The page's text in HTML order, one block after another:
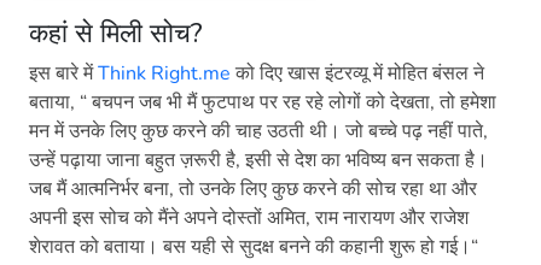
कहां से मिली सोच?
इस बारे मेंThink Right.me को दिए खास इंटरव्यू में मोहित बंसल ने
बताया, “ बचपन जब भी मैं फुटपाथ पर रह रहे लोगों को देखता, तो हमेशा
मन में उनके लिए कुछ करने की चाह उठती थी। जो बच्चे पढ़ नहीं पाते,
उन्हें पढ़ाया जाना बहुत ज़रूरी है, इसी से देश का भविष्य बन सकता है।
जब मैं आत्मनिर्भर बना, तो उनके लिए कुछ करने की सोच रहा था और
अपनी इस सोच को मैंने अपने दोस्तों अमित, राम नारायण और राजेश
शेरावत को बताया। बस यही से सुदक्ष बनने की कहानी शुरू हो गई।“